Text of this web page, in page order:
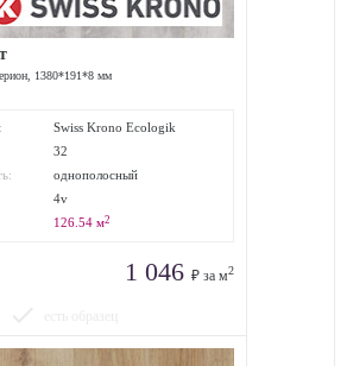
1380*191*8 мм
Swiss Krono Ecologik
32
однополосный
4v
126.54 м2
1 046 ₽ за м2